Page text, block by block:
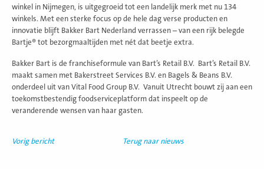
winkel in Nijmegen, is uitgegroeid tot een landelijk merk met nu 134
winkels. Met een sterke focus op de hele dag verse producten en
innovatie blijft Bakker Bart Nederland verrassen – van een rijk belegde
Bartje® tot bezorgmaaltijden met nét dat beetje extra.
Bakker Bart is de franchiseformule van Bart’s Retail B.V. Bart’s Retail B.V.
maakt samen met Bakerstreet Services B.V. en Bagels & Beans B.V.
onderdeel uit van Vital Food Group B.V. Vanuit Utrecht bouwt zij aan een
toekomstbestendig foodserviceplatform dat inspeelt op de
veranderende wensen van haar gasten.
Vorig bericht Terug naar nieuws